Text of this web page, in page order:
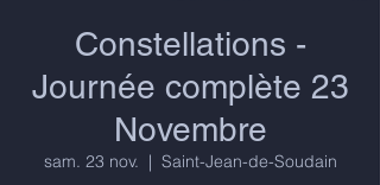
Constellations -
Journée complète 23
Novembre
sam. 23 nov.
  |
Saint-Jean-de-Soudain